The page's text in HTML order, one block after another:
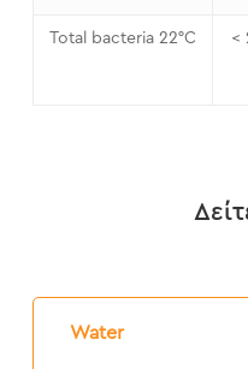
Total bacteria 22°C
<
Water
Water
meters